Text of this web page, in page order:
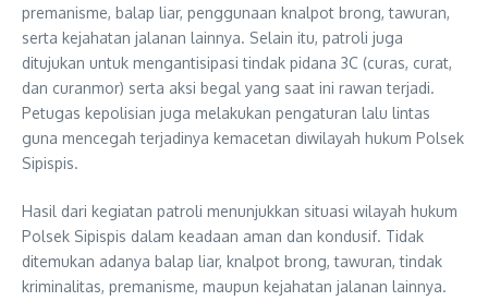
premanisme, balap liar, penggunaan knalpot brong, tawuran,
serta kejahatan jalanan lainnya. Selain itu, patroli juga
ditujukan untuk mengantisipasi tindak pidana 3C (curas, curat,
dan curanmor) serta aksi begal yang saat ini rawan terjadi.
Petugas kepolisian juga melakukan pengaturan lalu lintas
guna mencegah terjadinya kemacetan diwilayah hukum Polsek
Sipispis.
Hasil dari kegiatan patroli menunjukkan situasi wilayah hukum
Polsek Sipispis dalam keadaan aman dan kondusif. Tidak
ditemukan adanya balap liar, knalpot brong, tawuran, tindak
kriminalitas, premanisme, maupun kejahatan jalanan lainnya.